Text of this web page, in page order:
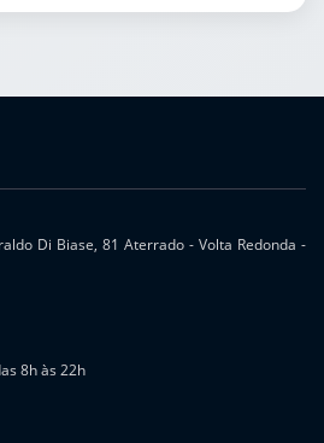
Di Biase, 81 Aterrado - Volta Redonda -
8h às 22h